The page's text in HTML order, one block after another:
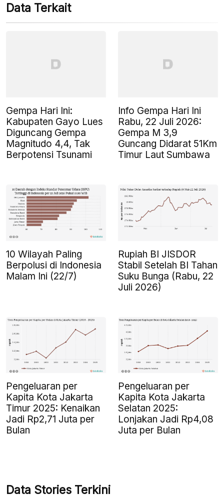
Data Terkait
Gempa Hari Ini:
Kabupaten Gayo Lues
Diguncang Gempa
Magnitudo 4,4, Tak
Berpotensi Tsunami
Info Gempa Hari Ini
Rabu, 22 Juli 2026:
Gempa M 3,9
Guncang Didarat 51Km
Timur Laut Sumbawa
10 Wilayah Paling
Berpolusi di Indonesia
Malam Ini (22/7)
Rupiah BI JISDOR
Stabil Setelah BI Tahan
Suku Bunga (Rabu, 22
Juli 2026)
Pengeluaran per
Kapita Kota Jakarta
Timur 2025: Kenaikan
Jadi Rp2,71 Juta per
Bulan
Pengeluaran per
Kapita Kota Jakarta
Selatan 2025:
Lonjakan Jadi Rp4,08
Juta per Bulan
Data Stories Terkini